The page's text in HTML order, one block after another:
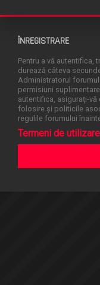
ÎNREGISTRARE
Pentru a vă autentifica,
durează câteva
Administratorul
permisiuni
autentifica, asiguraţi-
folosire şi politicile
regulile forumului
Termeni de utilizare